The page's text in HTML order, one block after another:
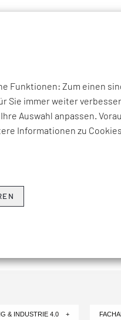
THEMEN
Fach-,
Seminaren
& INDUSTRIE 4.0 +
Funktionen: Zum einen
Sie immer weiter
Auswahl anpassen.
Informationen zu